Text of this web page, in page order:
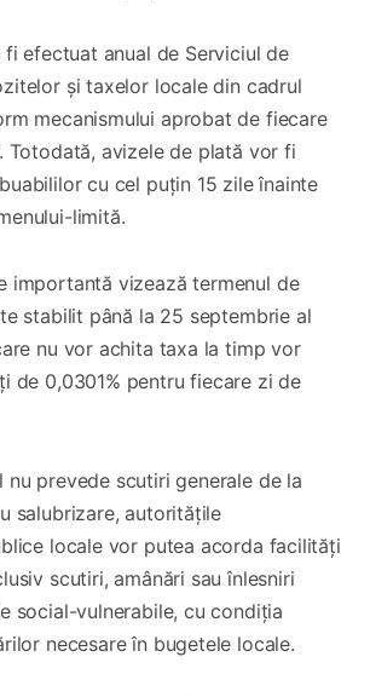
efectuat anual de Serviciul de
și taxelor locale din cadrul
mecanismului aprobat de fiecare
Totodată, avizele de plată vor fi
cu cel puțin 15 zile înainte
limită.
importantă vizează termenul de
stabilit până la 25 septembrie al
nu vor achita taxa la timp vor
de 0,0301% pentru fiecare zi de
nu prevede scutiri generale de la
salubrizare, autoritățile
locale vor putea acorda facilități
scutiri, amânări sau înlesniri
social-vulnerabile, cu condiția
necesare în bugetele locale.